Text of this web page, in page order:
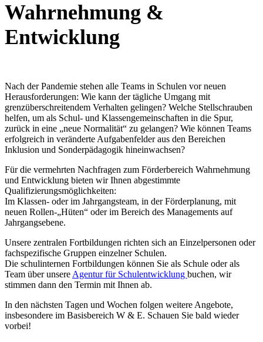
Wahrnehmung &
Entwicklung
Nach der Pandemie stehen alle Teams in Schulen vor neuen
Herausforderungen: Wie kann der tägliche Umgang mit
grenzüberschreitendem Verhalten gelingen? Welche Stellschrauben
helfen, um als Schul- und Klassengemeinschaften in die Spur,
zurück in eine „neue Normalität“ zu gelangen? Wie können Teams
erfolgreich in veränderte Aufgabenfelder aus den Bereichen
Inklusion und Sonderpädagogik hineinwachsen?
Für die vermehrten Nachfragen zum Förderbereich Wahrnehmung
und Entwicklung bieten wir Ihnen abgestimmte
Qualifizierungsmöglichkeiten:
Im Klassen- oder im Jahrgangsteam, in der Förderplanung, mit
neuen Rollen-„Hüten“ oder im Bereich des Managements auf
Jahrgangsebene.
Unsere zentralen Fortbildungen richten sich an Einzelpersonen oder
fachspezifische Gruppen einzelner Schulen.
Die schulinternen Fortbildungen können Sie als Schule oder als
Team über unsere Agentur für Schulentwicklung buchen, wir
stimmen dann den Termin mit Ihnen ab.
In den nächsten Tagen und Wochen folgen weitere Angebote,
insbesondere im Basisbereich W & E. Schauen Sie bald wieder
vorbei!